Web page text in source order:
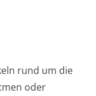
rund um die
oder